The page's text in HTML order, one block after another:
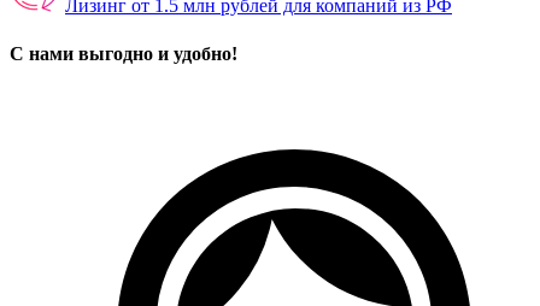
Лизинг от 1.5 млн рублей для компаний из РФ
С нами выгодно и удобно!